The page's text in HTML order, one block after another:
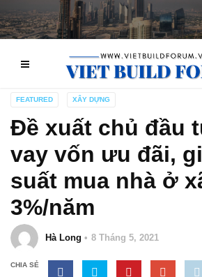
FEATURED XÂY DỰNG
Đề xuất chủ đầu
vay vốn ưu đãi,
suất mua nhà ở
3%/năm
Hà Long 8 Tháng 5, 2021
CHIA SẺ